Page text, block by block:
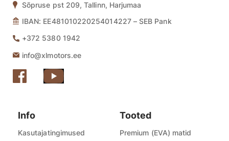
Sõpruse pst 209, Tallinn, Harjumaa
IBAN: EE481010220254014227 – SEB Pank
+372 5380 1942
info@xlmotors.ee
Info
Kasutajatingimused
Tooted
Premium (EVA) matid